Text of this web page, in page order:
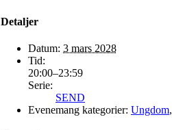
Detaljer
Datum: 3 mars 2028
Tid:
20:00–23:59
Serie:
SEND
Evenemang kategorier: Ungdom,